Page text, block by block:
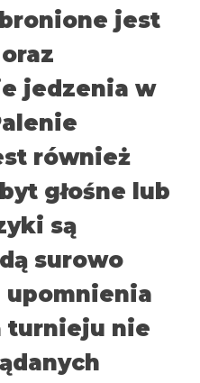
jest
jedzenia w
również
głośne lub
są
surowo
upomnienia
turnieju nie